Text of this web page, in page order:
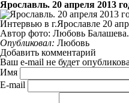
Ярославль. 20 апреля 2013
Интервью в г.Ярославле 20
Автор фото: Любовь Балашева.
Опубликовал: Любовь
Добавить комментарий
Ваш e-mail не будет
Имя
E-mail